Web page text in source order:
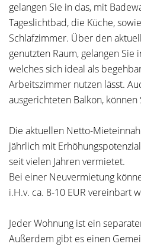
gelangen Sie in das, mit
Tageslichtbad, die Küche,
Schlafzimmer. Über den
genutzten Raum, gelangen
welches sich ideal als
Arbeitszimmer nutzen lässt.
ausgerichteten Balkon,
Die aktuellen Netto-
jährlich mit
seit vielen Jahren vermietet.
Bei einer Neuvermietung
i.H.v. ca. 8-10 EUR vereinbart
Jeder Wohnung ist ein
Außerdem gibt es einen